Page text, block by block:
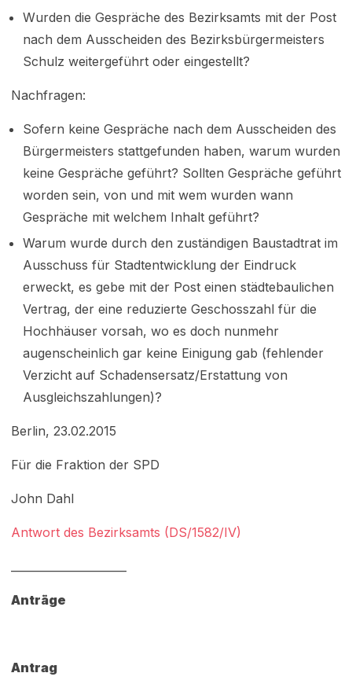
Wurden die Gespräche des Bezirksamts mit der Post
nach dem Ausscheiden des Bezirksbürgermeisters
Schulz weitergeführt oder eingestellt?
Nachfragen:
Sofern keine Gespräche nach dem Ausscheiden des
Bürgermeisters stattgefunden haben, warum wurden
keine Gespräche geführt? Sollten Gespräche geführt
worden sein, von und mit wem wurden wann
Gespräche mit welchem Inhalt geführt?
Warum wurde durch den zuständigen Baustadtrat im
Ausschuss für Stadtentwicklung der Eindruck
erweckt, es gebe mit der Post einen städtebaulichen
Vertrag, der eine reduzierte Geschosszahl für die
Hochhäuser vorsah, wo es doch nunmehr
augenscheinlich gar keine Einigung gab (fehlender
Verzicht auf Schadensersatz/Erstattung von
Ausgleichszahlungen)?
Berlin, 23.02.2015
Für die Fraktion der SPD
John Dahl
Antwort des Bezirksamts (DS/1582/IV)
Anträge
Antrag